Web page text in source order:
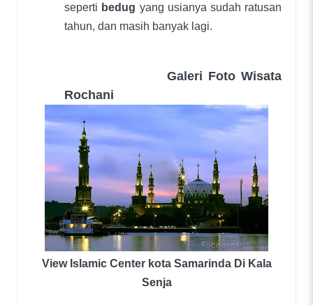
seperti bedug yang usianya sudah ratusan
tahun, dan masih banyak lagi.
Galeri Foto Wisata
Rochani
View Islamic Center kota Samarinda Di Kala
Senja